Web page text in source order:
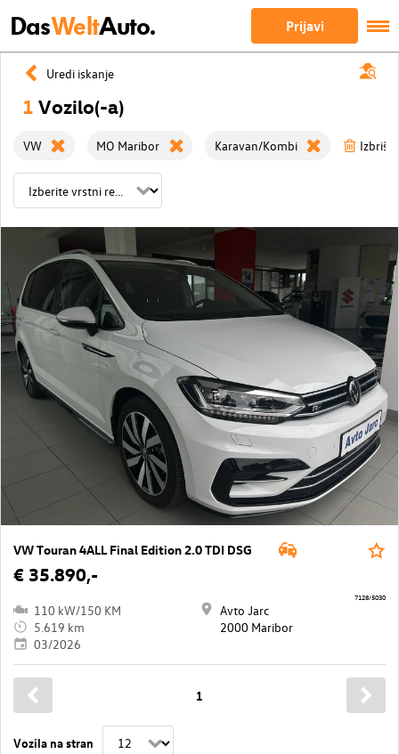
DasWeltAuto. Prijavi
Uredi iskanje
1 Vozilo(-a)
VW MO Maribor Karavan/Kombi Izbriši
VW Touran 4ALL Final Edition 2.0 TDI DSG
€ 35.890,-
110 kW/150 KM
5.619 km
03/2026
Avto Jarc
2000 Maribor
7128/5030
Vozila na stran
1